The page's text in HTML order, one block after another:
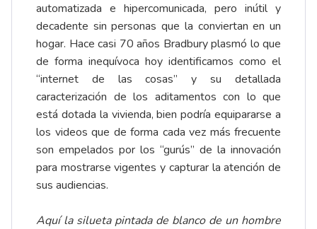
automatizada e hipercomunicada, pero inútil y
decadente sin personas que la conviertan en un
hogar. Hace casi 70 años Bradbury plasmó lo que
de forma inequívoca hoy identificamos como el
“internet de las cosas” y su detallada
caracterización de los aditamentos con lo que
está dotada la vivienda, bien podría equipararse a
los videos que de forma cada vez más frecuente
son empelados por los “gurús” de la innovación
para mostrarse vigentes y capturar la atención de
sus audiencias.
Aquí la silueta pintada de blanco de un hombre